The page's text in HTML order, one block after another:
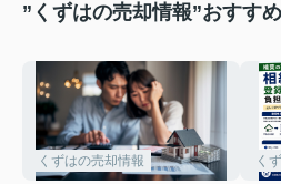
”くずはの売却情報”おすす
くずはの売却情報 く